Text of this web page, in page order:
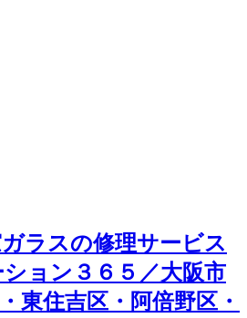
ラスの修理サービス
ョン３６５／大阪市
東住吉区・阿倍野区・